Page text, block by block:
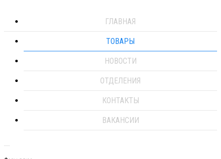
ГЛАВНАЯ
ТОВАРЫ
НОВОСТИ
ОТДЕЛЕНИЯ
КОНТАКТЫ
ВАКАНСИИ